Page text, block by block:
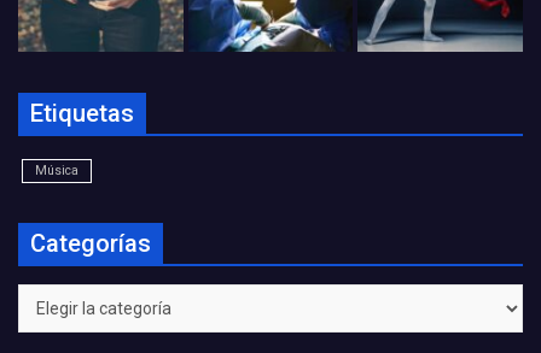
Etiquetas
Música
Categorías
Categorías